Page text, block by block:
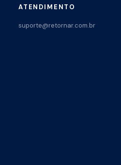
ATENDIMENTO
suporte@retornar.com.br